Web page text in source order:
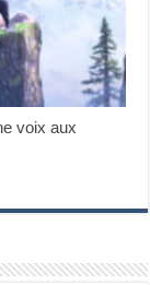
voix aux